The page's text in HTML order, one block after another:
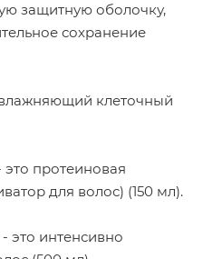
защитную оболочку,
сохранение
клеточный
это протеиновая
для волос) (150 мл).
это интенсивно